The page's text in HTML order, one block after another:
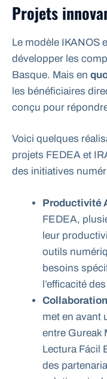
Projets
Le modèle IKANOS
développer les
Basque. Mais en
les bénéficiaires
conçu pour
Voici quelques
projets FEDEA et
des initiatives
Productivité
FEDEA,
leur
outils
besoins
l’efficacité
met en avant
entre Gureak
Lectura Fácil
des